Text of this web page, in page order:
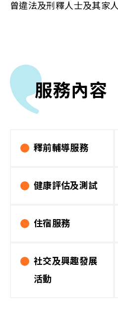
曾違法及刑釋人士及其家人
服務內容
釋前輔導服務
健康評估及測試
住宿服務
社交及興趣發展
活動